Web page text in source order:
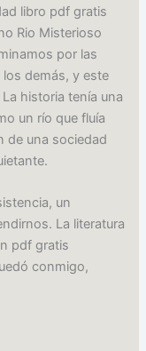
libro pdf gratis
Rio Misterioso
por las
demás, y este
historia tenía una
un río que fluía
de una sociedad
un
La literatura
pdf gratis
conmigo,